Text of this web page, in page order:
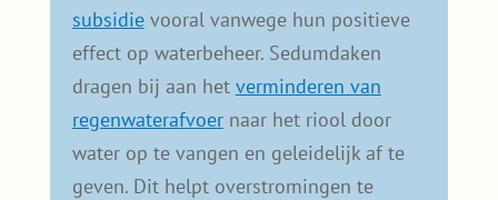
subsidievooral vanwege hun positieve
effect op waterbeheer. Sedumdaken
dragen bij aan het verminderen van
regenwaterafvoernaar het riool door
water op te vangen en geleidelijk af te
geven. Dit helpt overstromingen te